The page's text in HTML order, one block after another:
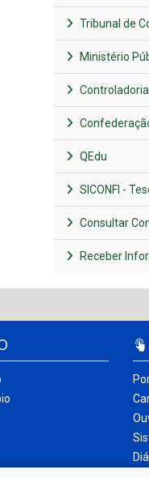
Tribunal de
Ministério
QEdu
SICONFI -
Consultar
Receber